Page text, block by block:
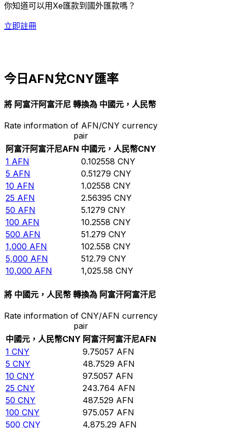
你知道可以用Xe匯款到國外匯款嗎？
立即註冊
今日AFN兌CNY匯率
將 阿富汗阿富汗尼 轉換為 中國元，人民幣
Rate information of AFN/CNY currency
pair
阿富汗阿富汗尼AFN 中國元，人民幣CNY
1 AFN 0.102558 CNY
5 AFN 0.51279 CNY
10 AFN 1.02558 CNY
25 AFN 2.56395 CNY
50 AFN 5.1279 CNY
100 AFN 10.2558 CNY
500 AFN 51.279 CNY
1,000 AFN 102.558 CNY
5,000 AFN 512.79 CNY
10,000 AFN 1,025.58 CNY
將 中國元，人民幣 轉換為 阿富汗阿富汗尼
Rate information of CNY/AFN currency
pair
中國元，人民幣CNY 阿富汗阿富汗尼AFN
1 CNY 9.75057 AFN
5 CNY 48.7529 AFN
10 CNY 97.5057 AFN
25 CNY 243.764 AFN
50 CNY 487.529 AFN
100 CNY 975.057 AFN
500 CNY 4,875.29 AFN